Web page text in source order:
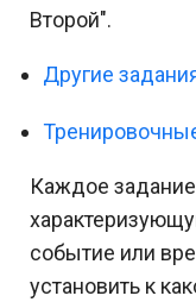
Второй".
Другие
Каждое
событие или
установить к